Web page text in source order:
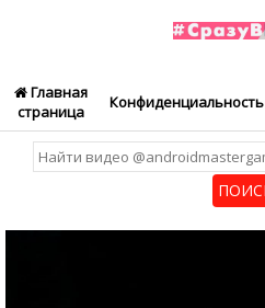
Главная
страница
Конфиденциальность